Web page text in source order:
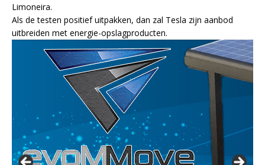
Limoneira.
Als de testen positief uitpakken, dan zal Tesla zijn aanbod
uitbreiden met energie-opslagproducten.